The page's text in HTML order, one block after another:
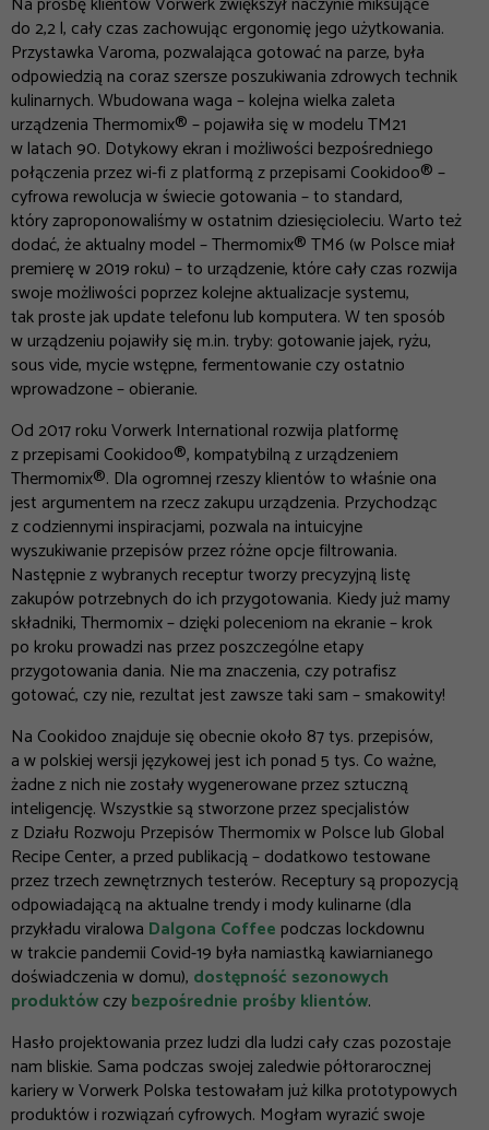
do 2,2 l, cały czas zachowując ergonomię jego użytkowania.
Przystawka Varoma, pozwalająca gotować na parze, była
odpowiedzią na coraz szersze poszukiwania zdrowych technik
kulinarnych. Wbudowana waga – kolejna wielka zaleta
urządzenia Thermomix® – pojawiła się w modelu TM21
w latach 90. Dotykowy ekran i możliwości bezpośredniego
połączenia przez wi-fi z platformą z przepisami Cookidoo® –
cyfrowa rewolucja w świecie gotowania – to standard,
który zaproponowaliśmy w ostatnim dziesięcioleciu. Warto też
dodać, że aktualny model – Thermomix® TM6 (w Polsce miał
premierę w 2019 roku) – to urządzenie, które cały czas rozwija
swoje możliwości poprzez kolejne aktualizacje systemu,
tak proste jak update telefonu lub komputera. W ten sposób
w urządzeniu pojawiły się m.in. tryby: gotowanie jajek, ryżu,
sous vide, mycie wstępne, fermentowanie czy ostatnio
wprowadzone – obieranie.
Od 2017 roku Vorwerk International rozwija platformę
z przepisami Cookidoo®, kompatybilną z urządzeniem
Thermomix®. Dla ogromnej rzeszy klientów to właśnie ona
jest argumentem na rzecz zakupu urządzenia. Przychodząc
z codziennymi inspiracjami, pozwala na intuicyjne
wyszukiwanie przepisów przez różne opcje filtrowania.
Następnie z wybranych receptur tworzy precyzyjną listę
zakupów potrzebnych do ich przygotowania. Kiedy już mamy
składniki, Thermomix – dzięki poleceniom na ekranie – krok
po kroku prowadzi nas przez poszczególne etapy
przygotowania dania. Nie ma znaczenia, czy potrafisz
gotować, czy nie, rezultat jest zawsze taki sam – smakowity!
Na Cookidoo znajduje się obecnie około 87 tys. przepisów,
a w polskiej wersji językowej jest ich ponad 5 tys. Co ważne,
żadne z nich nie zostały wygenerowane przez sztuczną
inteligencję. Wszystkie są stworzone przez specjalistów
z Działu Rozwoju Przepisów Thermomix w Polsce lub Global
Recipe Center, a przed publikacją – dodatkowo testowane
przez trzech zewnętrznych testerów. Receptury są propozycją
odpowiadającą na aktualne trendy i mody kulinarne (dla
przykładu viralowa Dalgona Coffeepodczas lockdownu
w trakcie pandemii Covid-19 była namiastką kawiarnianego
doświadczenia w domu), dostępność sezonowych
produktówczybezpośrednie prośby klientów.
Hasło projektowania przez ludzi dla ludzi cały czas pozostaje
nam bliskie. Sama podczas swojej zaledwie półtorarocznej
kariery w Vorwerk Polska testowałam już kilka prototypowych
produktów i rozwiązań cyfrowych. Mogłam wyrazić swoje